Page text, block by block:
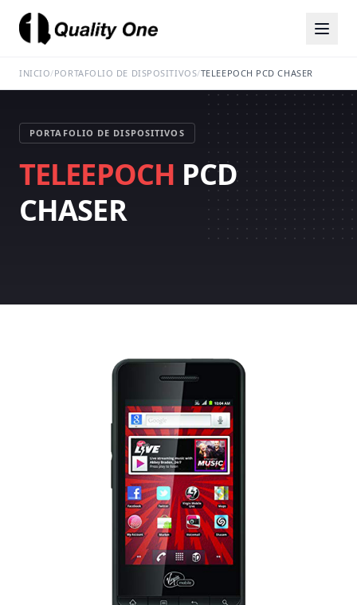
INICIO/PORTAFOLIO DE DISPOSITIVOS/TELEEPOCH PCD CHASER
PORTAFOLIO DE DISPOSITIVOS
TELEEPOCH PCD
CHASER